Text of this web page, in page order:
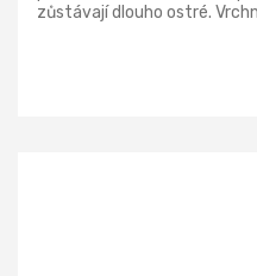
zůstávají dlouho ostré.
Ergonomické rukojeti